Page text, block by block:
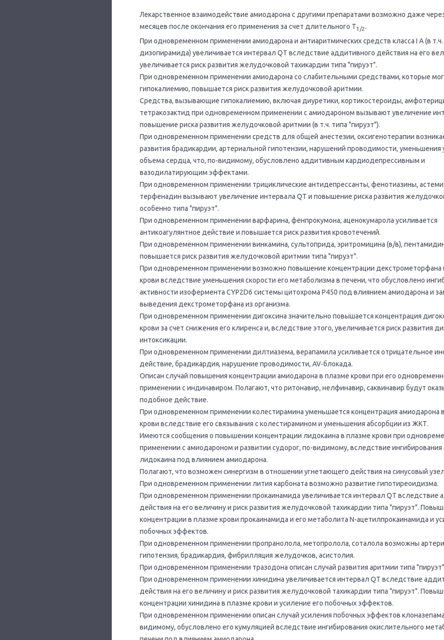
Лекарственное взаимодействие амиодарона с другими препаратами возможно даже
месяцев после окончания его применения за счет длительного T1/2.
При одновременном применении амиодарона и антиаритмических средств класса I А (в т.ч.
дизопирамида) увеличивается интервал QT вследствие аддитивного действия на его
увеличивается риск развития желудочковой тахикардии типа "пируэт".
При одновременном применении амиодарона со слабительными средствами, которые
гипокалиемию, повышается риск развития желудочковой аритмии.
Средства, вызывающие гипокалиемию, включая диуретики, кортикостероиды,
тетракозактид при одновременном применении с амиодароном вызывают увеличение
повышение риска развития желудочковой аритмии (в т.ч. типа "пируэт").
При одновременном применении средств для общей анестезии, оксигенотерапии
развития брадикардии, артериальной гипотензии, нарушений проводимости, уменьшения
объема сердца, что, по-видимому, обусловлено аддитивным кардиодепрессивным и
вазодилатирующим эффектами.
При одновременном применении трициклические антидепрессанты, фенотиазины,
терфенадин вызывают увеличение интервала QT и повышение риска развития
особенно типа "пируэт".
При одновременном применении варфарина, фенпрокумона, аценокумарола усиливается
антикоагулянтное действие и повышается риск развития кровотечений.
При одновременном применении винкамина, сультоприда, эритромицина (в/в),
повышается риск развития желудочковой аритмии типа "пируэт".
При одновременном применении возможно повышение концентрации декстрометорфана
крови вследствие уменьшения скорости его метаболизма в печени, что обусловлено
активности изофермента CYP2D6 системы цитохрома P450 под влиянием амиодарона и
выведения декстрометорфана из организма.
При одновременном применении дигоксина значительно повышается концентрация
крови за счет снижения его клиренса и, вследствие этого, увеличивается риск развития
интоксикации.
При одновременном применении дилтиазема, верапамила усиливается отрицательное
действие, брадикардия, нарушение проводимости, AV-блокада.
Описан случай повышения концентрации амиодарона в плазме крови при его
применении с индинавиром. Полагают, что ритонавир, нелфинавир, саквинавир будут
подобное действие.
При одновременном применении колестирамина уменьшается концентрация амиодарона
крови вследствие его связывания с колестирамином и уменьшения абсорбции из ЖКТ.
Имеются сообщения о повышении концентрации лидокаина в плазме крови при
применении с амиодароном и развитии судорог, по-видимому, вследствие
лидокаина под влиянием амиодарона.
Полагают, что возможен синергизм в отношении угнетающего действия на синусовый
При одновременном применении лития карбоната возможно развитие гипотиреоидизма.
При одновременном применении прокаинамида увеличивается интервал QT вследствие
действия на его величину и риск развития желудочковой тахикардии типа "пируэт".
концентрации в плазме крови прокаинамида и его метаболита N-ацетилпрокаинамида и
побочных эффектов.
При одновременном применении пропранолола, метопролола, соталола возможны
гипотензия, брадикардия, фибрилляция желудочков, асистолия.
При одновременном применении тразодона описан случай развития аритмии типа
При одновременном применении хинидина увеличивается интервал QT вследствие
действия на его величину и риск развития желудочковой тахикардии типа "пируэт".
концентрации хинидина в плазме крови и усиление его побочных эффектов.
При одновременном применении описан случай усиления побочных эффектов
видимому, обусловлено его кумуляцией вследствие ингибирования окислительного